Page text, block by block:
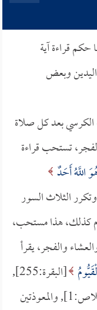
قراءة آية
وبعض
الكرسي بعد كل صلاة
تستحب قراءة
اللَّهُ أَحَدٌ
وتكرر الثلاث السور
كذلك، هذا مستحب،
والفجر، يقرأ
[البقرة:255],
[الإخلاص:1], والمعوذتين